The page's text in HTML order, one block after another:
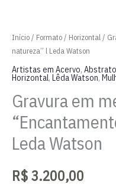
Início/ Formato/ Horizontal/
natureza” l Leda Watson
Artistas em Acervo, Abstrato
Horizontal, Lêda Watson,
Gravura em
Leda Watson
R$3.200,00